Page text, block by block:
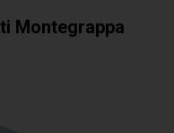
Montegrappa